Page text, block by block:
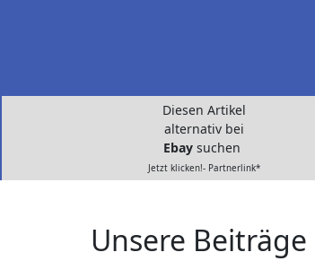
Diesen Artikel
alternativ bei
Ebay suchen
Jetzt klicken!- Partnerlink*
Unsere Beiträge